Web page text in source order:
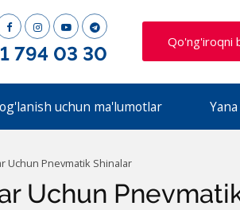
794 03 30
Qo'ng'iroqni
uchun ma'lumotlar Yana
Uchun Pnevmatik Shinalar
Uchun